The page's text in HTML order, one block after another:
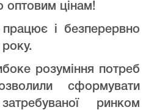
оптовим цінам!
і безперервно
розуміння потреб
сформувати
ринком